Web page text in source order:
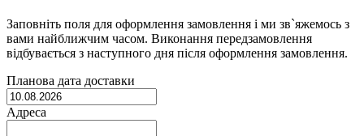
Заповніть поля для оформлення замовлення і ми зв`яжемось з
вами найближчим часом. Виконання передзамовлення
відбувається з наступного дня після оформлення замовлення.
Планова дата доставки
Адреса